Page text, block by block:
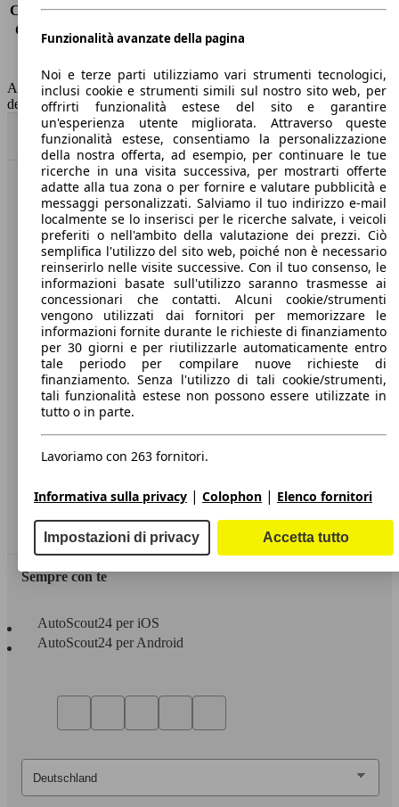
Consumo (extra-urbano) 4.2 l/100km
Consumo (combinato)*
4.9 l/100km
Capacità del serbatoio
52 l
AutoScout24 non si assume alcuna responsabilità per la correttezza
dei dati.
Torna su
Benvenuti su AutoScout24, il mercato auto europeo.
Società
A proposito di AutoScout24
Stampa
Media
Condizioni generali
Informazioni
Privacy
Dichiarazione di Accessibilità
Servizi
Area rivenditori
Sempre con te
AutoScout24 per iOS
AutoScout24 per Android
Funzionalità avanzate della pagina
Noi e terze parti utilizziamo vari strumenti tecnologici,
inclusi cookie e strumenti simili sul nostro sito web, per
offrirti funzionalità estese del sito e garantire
un'esperienza utente migliorata. Attraverso queste
funzionalità estese, consentiamo la personalizzazione
della nostra offerta, ad esempio, per continuare le tue
ricerche in una visita successiva, per mostrarti offerte
adatte alla tua zona o per fornire e valutare pubblicità e
messaggi personalizzati. Salviamo il tuo indirizzo e-mail
localmente se lo inserisci per le ricerche salvate, i veicoli
preferiti o nell'ambito della valutazione dei prezzi. Ciò
semplifica l'utilizzo del sito web, poiché non è necessario
reinserirlo nelle visite successive. Con il tuo consenso, le
informazioni basate sull'utilizzo saranno trasmesse ai
concessionari che contatti. Alcuni cookie/strumenti
vengono utilizzati dai fornitori per memorizzare le
informazioni fornite durante le richieste di finanziamento
per 30 giorni e per riutilizzarle automaticamente entro
tale periodo per compilare nuove richieste di
finanziamento. Senza l'utilizzo di tali cookie/strumenti,
tali funzionalità estese non possono essere utilizzate in
tutto o in parte.
Lavoriamo con 263 fornitori.
Informativa sulla privacy | Colophon | Elenco fornitori
Impostazioni di privacy Accetta tutto